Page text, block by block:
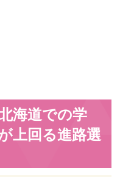
海道での学
上回る進路選